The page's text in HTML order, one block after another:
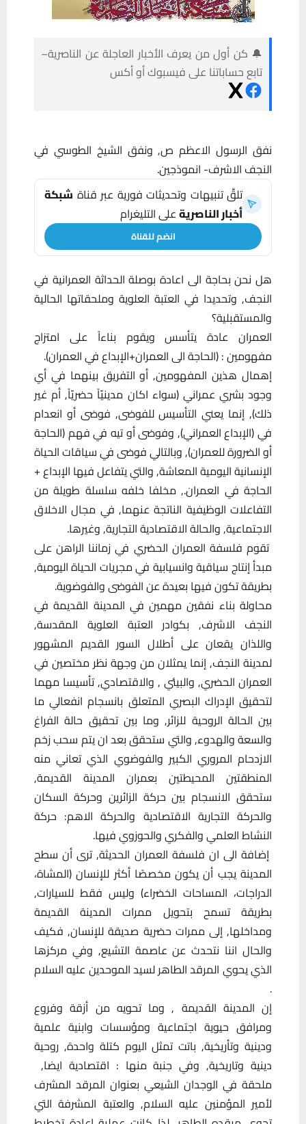
🔔 كن أول من يعرف الأخبار العاجلة عن الناصرية–
تابع حساباتنا على فيسبوك أو أكس
نفق الرسول الاعظم ص, ونفق الشيخ الطوسي في
النجف الاشرف- انموذجين.
تلقَّ تنبيهات وتحديثات فورية عبر قناة شبكة
أخبار الناصريةعلى التليغرام
انضم للقناة
هل نحن بحاجة الى اعادة بوصلة الحداثة العمرانية في
النجف, وتحديدا في العتبة العلوية وملحقاتها الحالية
والمستقبلية؟
العمران عادة يتأسس ويقوم بناءاً على امتزاج
مفهومين : (الحاجة الى العمران+الإبداع في العمران).
إهمال هذين المفهومين, أو التفريق بينهما في أي
وجود بشري عمراني (سواء اكان مدينيّاً حضريّاً, أم غير
ذلك), إنما يعني التأسيس للفوضى, فوضى أو انعدام
في (الإبداع العمراني), وفوضى أو تيه في فهم (الحاجة
أو الضرورة للعمران), وبالتالي فوضى في سياقات الحياة
الإنسانية اليومية المعاشة, والتي يتفاعل فيها الإبداع +
الحاجة في العمران., مخلفا خلفه سلسلة طويلة من
التفاعلات الوظيفية الناتجة عنهما, في مجال الاخلاق
الاجتماعية, والحالة الاقتصادية التجارية, وغيرها.
تقوم فلسفة العمران الحضري في زماننا الراهن على
مبدأ إنتاج سياقية وانسيابية في مجريات الحياة اليومية,
بطريقة تكون فيها بعيدة عن الفوضى والفوضوية.
محاولة بناء نفقين مهمين في المدينة القديمة في
النجف الاشرف, بكوادر العتبة العلوية المقدسة,
واللذان يقعان على أطلال السور القديم المشهور
لمدينة النجف, إنما يمثلان من وجهة نظر مختصين في
العمران الحضري, والبيئي , والاقتصادي, تأسيسا مهما
لتحقيق الإدراك البصري المتعلق بانسجام انفعالي ما
بين الحالة الروحية للزائر, وما بين تحقيق حالة الفراغ
والسعة والهدوء, والتي ستحقق بعد ان يتم سحب زخم
الازدحام المروري الكبير والفوضوي الذي تعاني منه
المنطقتين المحيطتين بعمران المدينة القديمة,
ستحقق الانسجام بين حركة الزائرين وحركة السكان
والحركة التجارية الاقتصادية والحركة الاهم: حركة
النشاط العلمي والفكري والحوزوي فيها.
إضافة الى ان فلسفة العمران الحديثة, ترى أن سطح
المدينة يجب أن يكون مخصصًا أكثر للإنسان (المشاة،
الدراجات، المساحات الخضراء) وليس فقط للسيارات,
بطريقة تسمح بتحويل ممرات المدينة القديمة
ومداخلها, إلى ممرات حضرية صديقة للإنسان, فكيف
والحال اننا نتحدث عن عاصمة التشيع, وفي مركزها
الذي يحوي المرقد الطاهر لسيد الموحدين عليه السلام
.
إن المدينة القديمة , وما تحويه من أزقة وفروع
ومرافق حيوية اجتماعية ومؤسسات وابنية علمية
ودينية وتأريخية, باتت تمثل اليوم كتلة واحدة, روحية
دينية وتاريخية, وفي جنبة منها : اقتصادية ايضا,
ملحقة في الوجدان الشيعي بعنوان المرقد المشرف
لأمير المؤمنين عليه السلام, والعتبة المشرفة التي